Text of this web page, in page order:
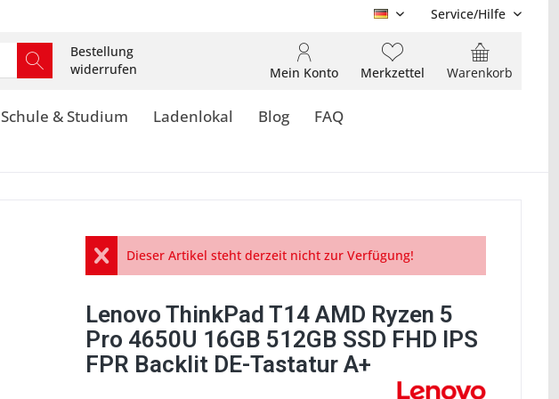
DE Service/Hilfe
Bestellung
widerrufen
Warenkorb
Merkzettel
Mein Konto
Schule & Studium Ladenlokal Blog FAQ
Dieser Artikel steht derzeit nicht zur Verfügung!
Lenovo ThinkPad T14 AMD Ryzen 5
Pro 4650U 16GB 512GB SSD FHD IPS
FPR Backlit DE-Tastatur A+